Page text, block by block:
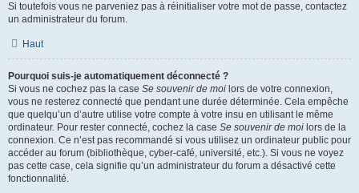
Si toutefois vous ne parveniez pas à réinitialiser votre mot de passe, contactez
un administrateur du forum.
Haut
Pourquoi suis-je automatiquement déconnecté ?
Si vous ne cochez pas la case Se souvenir de moi lors de votre connexion,
vous ne resterez connecté que pendant une durée déterminée. Cela empêche
que quelqu’un d’autre utilise votre compte à votre insu en utilisant le même
ordinateur. Pour rester connecté, cochez la case Se souvenir de moi lors de la
connexion. Ce n’est pas recommandé si vous utilisez un ordinateur public pour
accéder au forum (bibliothèque, cyber-café, université, etc.). Si vous ne voyez
pas cette case, cela signifie qu’un administrateur du forum a désactivé cette
fonctionnalité.